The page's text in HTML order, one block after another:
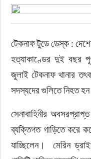
টেকনাফ টুডে ডেস্ক :
হত্যাকাণ্ডের দুই বছর
জুলাই টেকনাফ থানার
সদস্যদের গুলিতে নিহত
সেনাবাহিনীর
ব্যক্তিগত গাড়িতে করে
যাচ্ছিলেন।  মেরিন